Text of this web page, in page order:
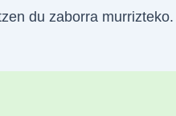
du zaborra murrizteko.